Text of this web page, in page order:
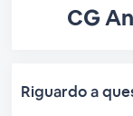
CG
Riguardo a